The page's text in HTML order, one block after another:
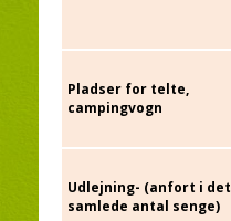
Pladser for telte,
campingvogn
Udlejning- (anfort i det
samlede antal senge)